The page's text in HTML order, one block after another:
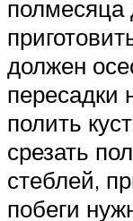
полмесяца
должен
пересадки
полить
срезать
стеблей,
побеги